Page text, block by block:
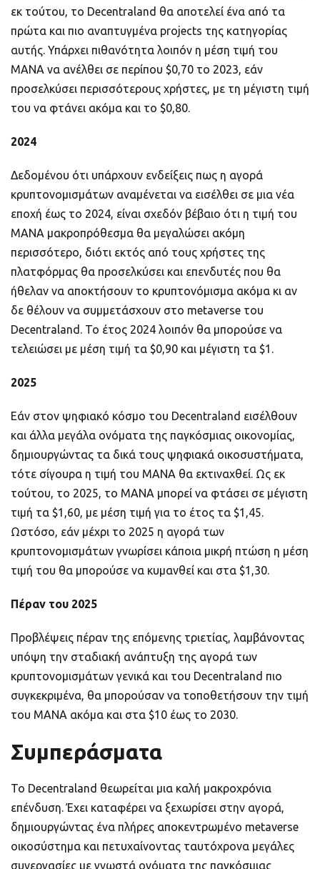
εκ τούτου, το Decentraland θα αποτελεί ένα από τα
πρώτα και πιο αναπτυγμένα projects της κατηγορίας
αυτής. Υπάρχει πιθανότητα λοιπόν η μέση τιμή του
MANA να ανέλθει σε περίπου $0,70 το 2023, εάν
προσελκύσει περισσότερους χρήστες, με τη μέγιστη τιμή
του να φτάνει ακόμα και το $0,80.
2024
Δεδομένου ότι υπάρχουν ενδείξεις πως η αγορά
κρυπτονομισμάτων αναμένεται να εισέλθει σε μια νέα
εποχή έως το 2024, είναι σχεδόν βέβαιο ότι η τιμή του
MANA μακροπρόθεσμα θα μεγαλώσει ακόμη
περισσότερο, διότι εκτός από τους χρήστες της
πλατφόρμας θα προσελκύσει και επενδυτές που θα
ήθελαν να αποκτήσουν το κρυπτονόμισμα ακόμα κι αν
δε θέλουν να συμμετάσχουν στο metaverse του
Decentraland. Το έτος 2024 λοιπόν θα μπορούσε να
τελειώσει με μέση τιμή τα $0,90 και μέγιστη τα $1.
2025
Εάν στον ψηφιακό κόσμο του Decentraland εισέλθουν
και άλλα μεγάλα ονόματα της παγκόσμιας οικονομίας,
δημιουργώντας τα δικά τους ψηφιακά οικοσυστήματα,
τότε σίγουρα η τιμή του MANA θα εκτιναχθεί. Ως εκ
τούτου, το 2025, το MANA μπορεί να φτάσει σε μέγιστη
τιμή τα $1,60, με μέση τιμή για το έτος τα $1,45.
Ωστόσο, εάν μέχρι το 2025 η αγορά των
κρυπτονομισμάτων γνωρίσει κάποια μικρή πτώση η μέση
τιμή του θα μπορούσε να κυμανθεί και στα $1,30.
Πέραν του 2025
Προβλέψεις πέραν της επόμενης τριετίας, λαμβάνοντας
υπόψη την σταδιακή ανάπτυξη της αγορά των
κρυπτονομισμάτων γενικά και του Decentraland πιο
συγκεκριμένα, θα μπορούσαν να τοποθετήσουν την τιμή
του MANA ακόμα και στα $10 έως το 2030.
Συμπεράσματα
Το Decentraland θεωρείται μια καλή μακροχρόνια
επένδυση. Έχει καταφέρει να ξεχωρίσει στην αγορά,
δημιουργώντας ένα πλήρες αποκεντρωμένο metaverse
οικοσύστημα και πετυχαίνοντας ταυτόχρονα μεγάλες
συνεργασίες με γνωστά ονόματα της παγκόσμιας